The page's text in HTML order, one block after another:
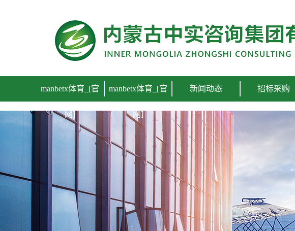
manbetx体育_[官
网]
manbetx体育_[官
网]
新闻动态 招标采购